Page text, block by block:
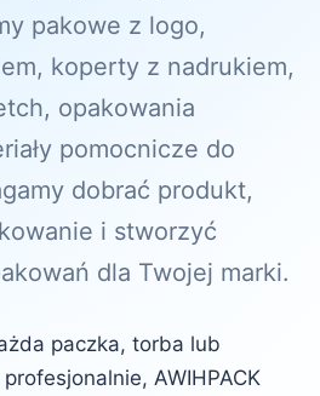
pakowe z logo,
koperty z nadrukiem,
opakowania
pomocnicze do
dobrać produkt,
i stworzyć
dla Twojej marki.
paczka, torba lub
AWIHPACK